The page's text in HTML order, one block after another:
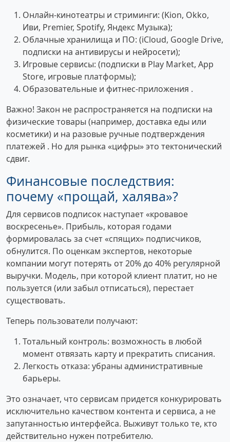
Онлайн-кинотеатры и стриминги: (Kion, Okko,
Иви, Premier, Spotify, Яндекс Музыка);
Облачные хранилища и ПО: (iCloud, Google Drive,
подписки на антивирусы и нейросети);
Игровые сервисы: (подписки в Play Market, App
Store, игровые платформы);
Образовательные и фитнес-приложения .
Важно! Закон не распространяется на подписки на
физические товары (например, доставка еды или
косметики) и на разовые ручные подтверждения
платежей . Но для рынка «цифры» это тектонический
сдвиг.
Финансовые последствия:
почему «прощай, халява»?
Для сервисов подписок наступает «кровавое
воскресенье». Прибыль, которая годами
формировалась за счет «спящих» подписчиков,
обнулится. По оценкам экспертов, некоторые
компании могут потерять от 20% до 40% регулярной
выручки. Модель, при которой клиент платит, но не
пользуется (или забыл отписаться), перестает
существовать.
Теперь пользователи получают:
Тотальный контроль: возможность в любой
момент отвязать карту и прекратить списания.
Легкость отказа: убраны административные
барьеры.
Это означает, что сервисам придется конкурировать
исключительно качеством контента и сервиса, а не
запутанностью интерфейса. Выживут только те, кто
действительно нужен потребителю.